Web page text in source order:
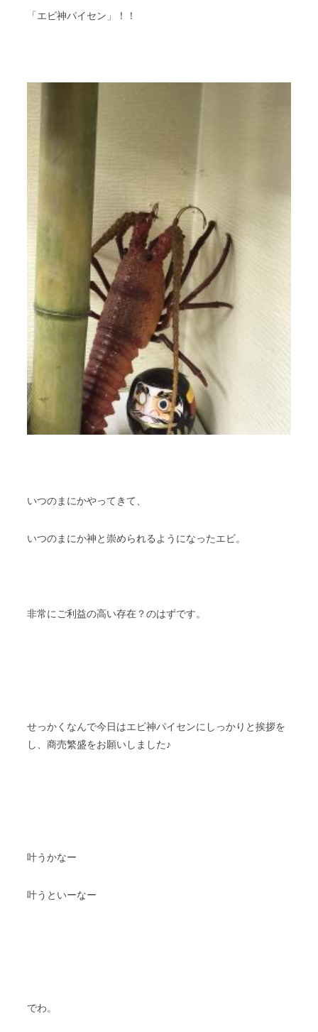
「エビ神パイセン」！！
いつのまにかやってきて、
いつのまにか神と崇められるようになったエビ。
非常にご利益の高い存在？のはずです。
せっかくなんで今日はエビ神パイセンにしっかりと挨拶を
し、商売繁盛をお願いしました♪
叶うかなー
叶うといーなー
でわ。